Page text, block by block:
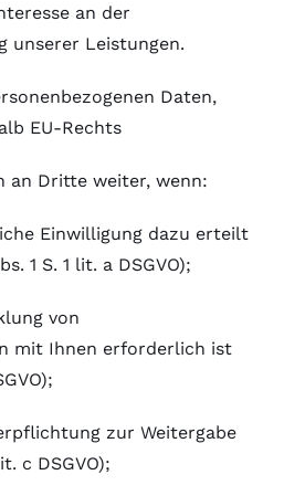
an der
unserer Leistungen.
Daten,
EU-Rechts
an Dritte weiter, wenn:
Einwilligung dazu erteilt
1 S. 1 lit. a DSGVO);
von
mit Ihnen erforderlich ist
zur Weitergabe
c DSGVO);